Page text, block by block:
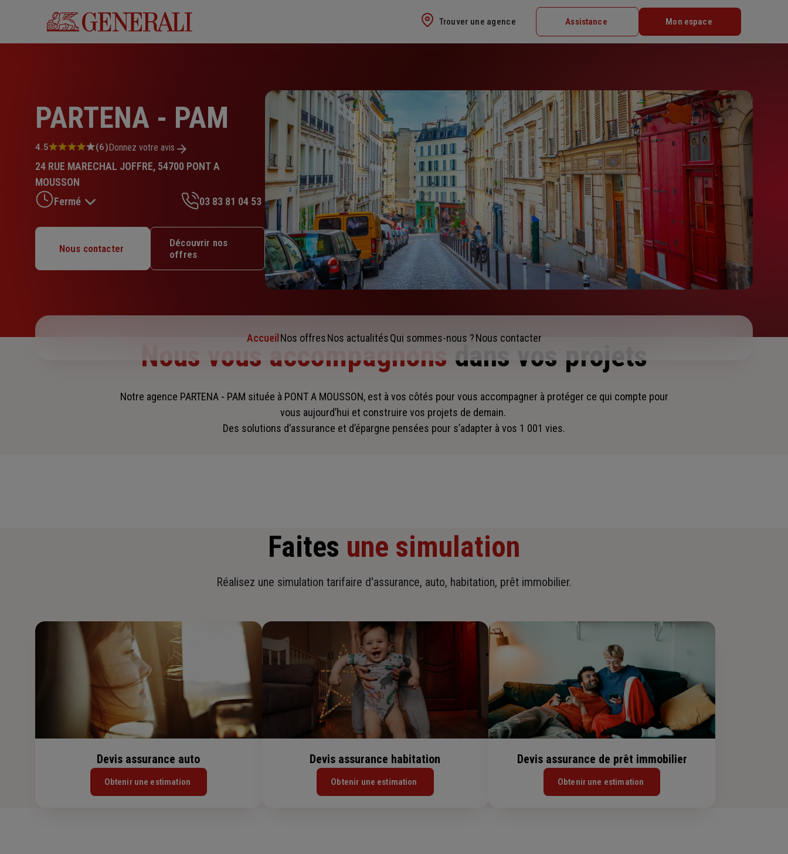
Trouver une agence Assistance Mon espace
PARTENA - PAM
Note
4.5
sur
5
étoiles
4.5 (6)Donnez votre avis
24 RUE MARECHAL JOFFRE, 54700 PONT A
MOUSSON
Fermé
Mardi : Fermé
Mercredi : 09h – 12h / 14h – 18h
03 83 81 04 53
Nous contacter
Découvrir nos
offres
Accueil Nos offresNos actualitésQui sommes-nous ?Nous contacter
Nous vous accompagnons dans vos projets
Notre agence PARTENA - PAM située à PONT A MOUSSON, est à vos côtés pour vous accompagner à protéger ce qui compte pour
vous aujourd’hui et construire vos projets de demain.
Des solutions d’assurance et d’épargne pensées pour s’adapter à vos 1 001 vies.
Faites une simulation
Réalisez une simulation tarifaire d'assurance, auto, habitation, prêt immobilier.
Devis assurance auto
Obtenir une estimation
Devis assurance habitation
Obtenir une estimation
Devis assurance de prêt immobilier
Obtenir une estimation